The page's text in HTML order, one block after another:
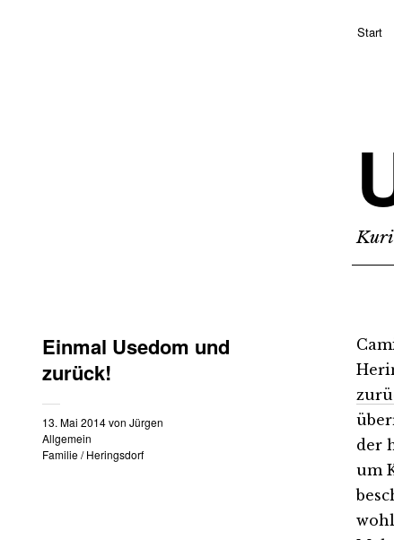
Start
Einmal Usedom und
zurück!
13. Mai 2014von Jürgen
Allgemein
Familie/Heringsdorf
der
um